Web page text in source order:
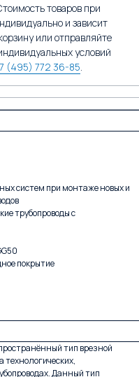
товаров при
и зависит
или отправляйте
условий
(495) 772 36-85
систем при монтаже новых и
трубопроводы с
покрытие
тип врезной
Данный тип